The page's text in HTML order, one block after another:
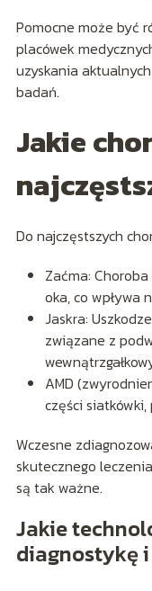
Pomocne może być
placówek
uzyskania
badań.
Jakie
Do najczęstszych
Zaćma:
oka, co wpływa
Jaskra:
związane z
AMD
części
Wczesne
skutecznego
są tak ważne.
Jakie
diagnostykę